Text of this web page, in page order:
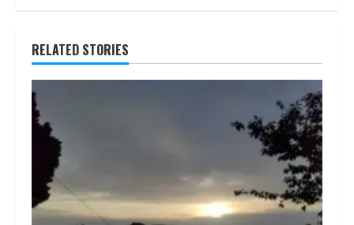
RELATED STORIES